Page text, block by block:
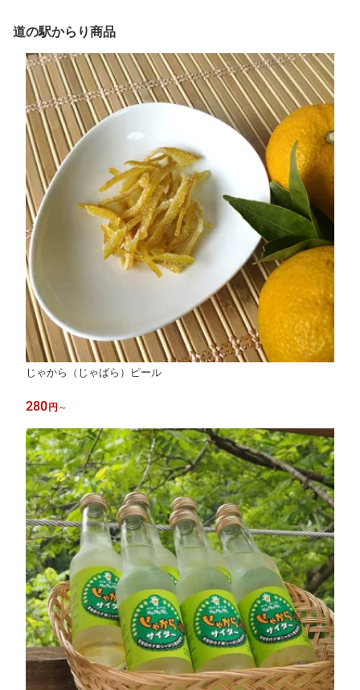
道の駅からり商品
じゃから（じゃばら）ピール
280 円 ～